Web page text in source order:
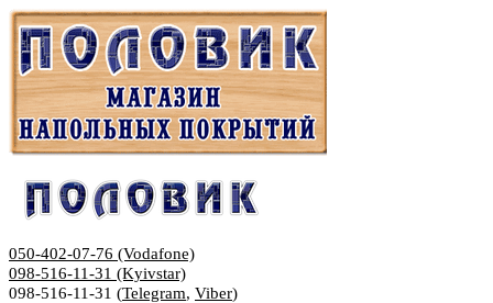
050-402-07-76 (Vodafone)
098-516-11-31 (Kyivstar)
098-516-11-31 (Telegram, Viber)